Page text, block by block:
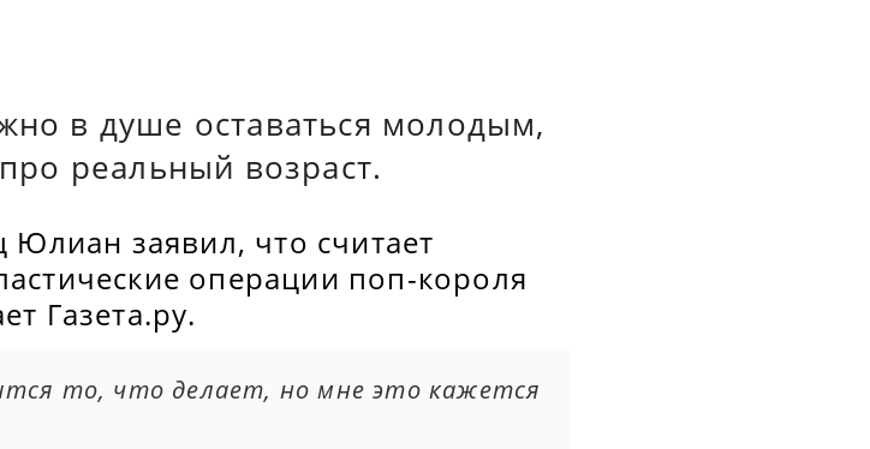
в душе оставаться молодым,
реальный возраст.
Юлиан заявил, что считает
операции поп-короля
Газета.ру.
то, что делает, но мне это кажется